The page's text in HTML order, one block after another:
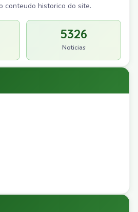
conteudo historico do site.
5326
Noticias